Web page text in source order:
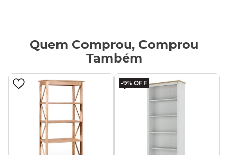
Quem Comprou, Comprou
Também
-9% OFF